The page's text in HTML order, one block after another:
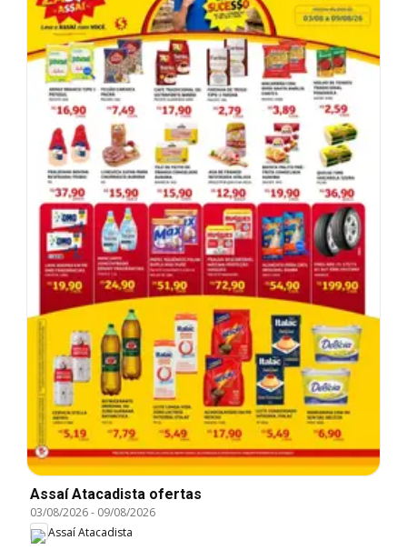
Assaí Atacadista ofertas
03/08/2026- 09/08/2026
Assaí Atacadista